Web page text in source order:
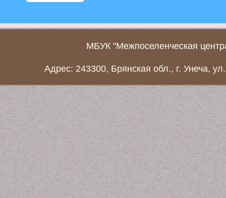
МБУК "Межпоселенческая
Адрес: 243300, Брянская обл., г. Унеча,